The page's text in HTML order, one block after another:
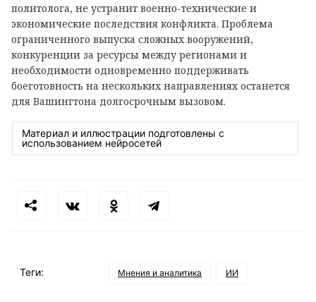
политолога, не устранит военно-технические и
экономические последствия конфликта. Проблема
ограниченного выпуска сложных вооружений,
конкуренции за ресурсы между регионами и
необходимости одновременно поддерживать
боеготовность на нескольких направлениях останется
для Вашингтона долгосрочным вызовом.
Материал и иллюстрации подготовлены с
использованием нейросетей
Теги: Мнения и аналитика ИИ